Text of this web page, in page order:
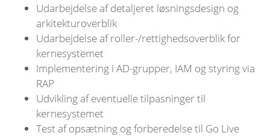
Udarbejdelse af detaljeret løsningsdesign og
arkitekturoverblik
Udarbejdelse af roller-/rettighedsoverblik for
kernesystemet
Implementering i AD-grupper, IAM og styring via
RAP
Udvikling af eventuelle tilpasninger til
kernesystemet
Test af opsætning og forberedelse til Go Live